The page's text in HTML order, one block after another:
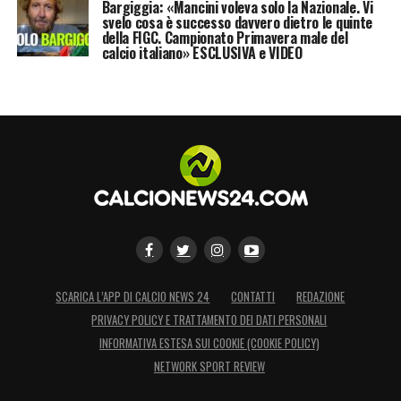
Bargiggia: «Mancini voleva solo la Nazionale. Vi
svelo cosa è successo davvero dietro le quinte
della FIGC. Campionato Primavera male del
calcio italiano» ESCLUSIVA e VIDEO
SCARICA L’APP DI CALCIO NEWS 24 CONTATTI
REDAZIONE
PRIVACY POLICY E TRATTAMENTO DEI DATI PERSONALI
INFORMATIVA ESTESA SUI COOKIE (COOKIE POLICY)
NETWORK SPORT REVIEW